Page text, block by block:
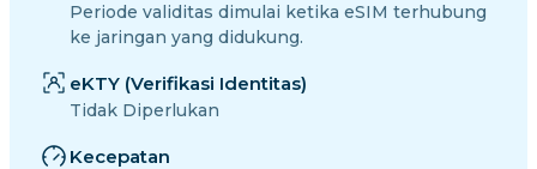
Periode validitas dimulai ketika eSIM terhubung
ke jaringan yang didukung.
eKTY (Verifikasi Identitas)
Tidak Diperlukan
Kecepatan